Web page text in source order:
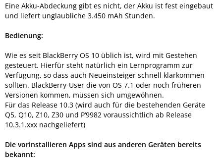
Eine Akku-Abdeckung gibt es nicht, der Akku ist fest eingebaut
und liefert unglaubliche 3.450 mAh Stunden.
Bedienung:
Wie es seit BlackBerry OS 10 üblich ist, wird mit Gestehen
gesteuert. Hierfür steht natürlich ein Lernprogramm zur
Verfügung, so dass auch Neueinsteiger schnell klarkommen
sollten. BlackBerry-User die von OS 7.1 oder noch früheren
Versionen kommen, müssen sich umgewöhnen.
Für das Release 10.3 (wird auch für die bestehenden Geräte
Q5, Q10, Z10, Z30 und P‘9982 voraussichtlich ab Release
10.3.1.xxx nachgeliefert)
Die vorinstallieren Apps sind aus anderen Geräten bereits
bekannt: